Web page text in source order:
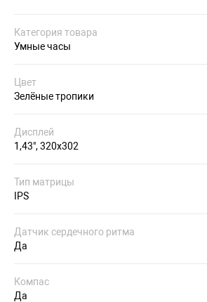
Категория товара
Умные часы
Цвет
Зелёные тропики
Дисплей
1,43", 320x302
Тип матрицы
IPS
Датчик сердечного ритма
Да
Компас
Да